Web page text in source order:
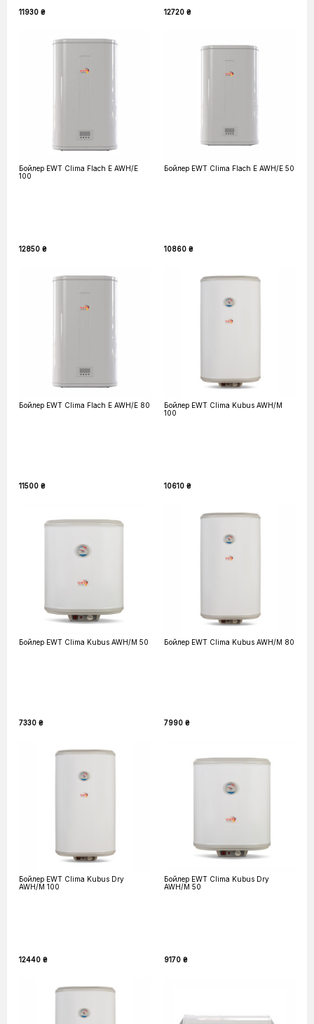
11930 ₴ 12720 ₴
Бойлер EWT Clima Flach E AWH/E
100
12850 ₴
Бойлер EWT Clima Flach E AWH/E 50
10860 ₴
Бойлер EWT Clima Flach E AWH/E 80
11500 ₴
Бойлер EWT Clima Kubus AWH/M
100
10610 ₴
Бойлер EWT Clima Kubus AWH/M 50
7330 ₴
Бойлер EWT Clima Kubus AWH/M 80
7990 ₴
Бойлер EWT Clima Kubus Dry
AWH/M 100
12440 ₴
Бойлер EWT Clima Kubus Dry
AWH/M 50
9170 ₴